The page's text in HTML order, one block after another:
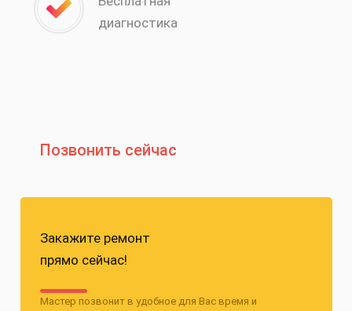
диагностика
Позвонить сейчас
Закажите ремонт
прямо сейчас!
Мастер позвонит в удобное для Вас время и